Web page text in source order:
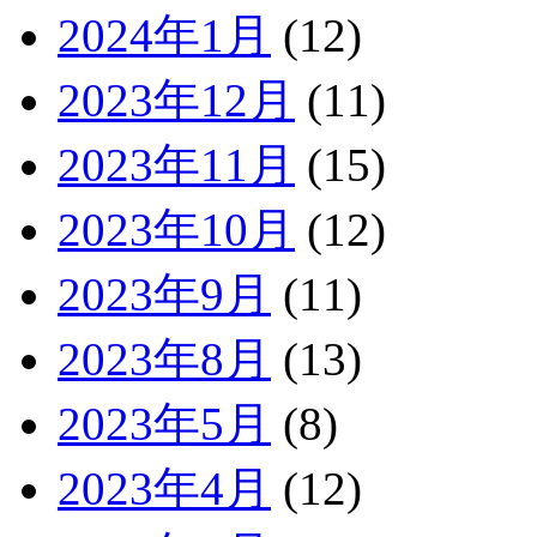
2024年1月 (12)
2023年12月 (11)
2023年11月 (15)
2023年10月 (12)
2023年9月 (11)
2023年8月 (13)
2023年5月 (8)
2023年4月 (12)